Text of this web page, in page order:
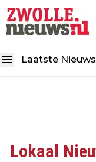
Laatste Nieuws
Lokaal